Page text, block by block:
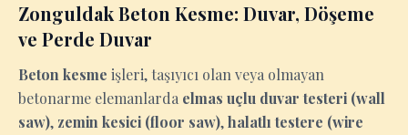
Zonguldak Beton Kesme: Duvar, Döşeme
ve Perde Duvar
Beton kesme işleri, taşıyıcı olan veya olmayan
betonarme elemanlarda elmas uçlu duvar testeri (wall
saw), zemin kesici (floor saw),halatlı testere (wire